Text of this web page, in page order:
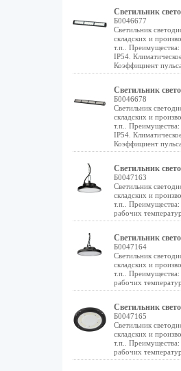
Светильник
Б0046677
Светильник
складских и
т.п..
IP54.
Коэффициент
Светильник
Б0046678
Светильник
складских и
т.п..
IP54.
Коэффициент
Светильник
Б0047163
Светильник
складских и
т.п..
рабочих
Светильник
Б0047164
Светильник
складских и
т.п..
рабочих
Светильник
Б0047165
Светильник
складских и
т.п..
рабочих